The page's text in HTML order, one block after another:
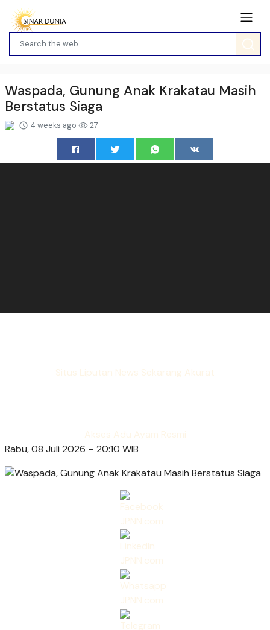
Waspada, Gunung Anak Krakatau Masih
Berstatus Siaga
4 weeks ago 27
Situs Liputan News Sekarang Akurat
Akses Adu Ayam Resmi
Rabu, 08 Juli 2026 – 20:10 WIB